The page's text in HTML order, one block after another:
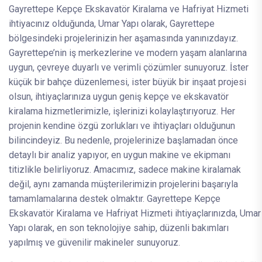
Gayrettepe Kepçe Ekskavatör Kiralama ve Hafriyat Hizmeti
ihtiyacınız olduğunda, Umar Yapı olarak, Gayrettepe
bölgesindeki projelerinizin her aşamasında yanınızdayız.
Gayrettepe’nin iş merkezlerine ve modern yaşam alanlarına
uygun, çevreye duyarlı ve verimli çözümler sunuyoruz. İster
küçük bir bahçe düzenlemesi, ister büyük bir inşaat projesi
olsun, ihtiyaçlarınıza uygun geniş kepçe ve ekskavatör
kiralama hizmetlerimizle, işlerinizi kolaylaştırıyoruz. Her
projenin kendine özgü zorlukları ve ihtiyaçları olduğunun
bilincindeyiz. Bu nedenle, projelerinize başlamadan önce
detaylı bir analiz yapıyor, en uygun makine ve ekipmanı
titizlikle belirliyoruz. Amacımız, sadece makine kiralamak
değil, aynı zamanda müşterilerimizin projelerini başarıyla
tamamlamalarına destek olmaktır. Gayrettepe Kepçe
Ekskavatör Kiralama ve Hafriyat Hizmeti ihtiyaçlarınızda, Umar
Yapı olarak, en son teknolojiye sahip, düzenli bakımları
yapılmış ve güvenilir makineler sunuyoruz.